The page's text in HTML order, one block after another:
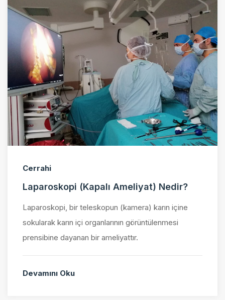
Cerrahi
Laparoskopi (Kapalı Ameliyat) Nedir?
Laparoskopi, bir teleskopun (kamera) karın içine
sokularak karın içi organlarının görüntülenmesi
prensibine dayanan bir ameliyattır.
Devamını Oku